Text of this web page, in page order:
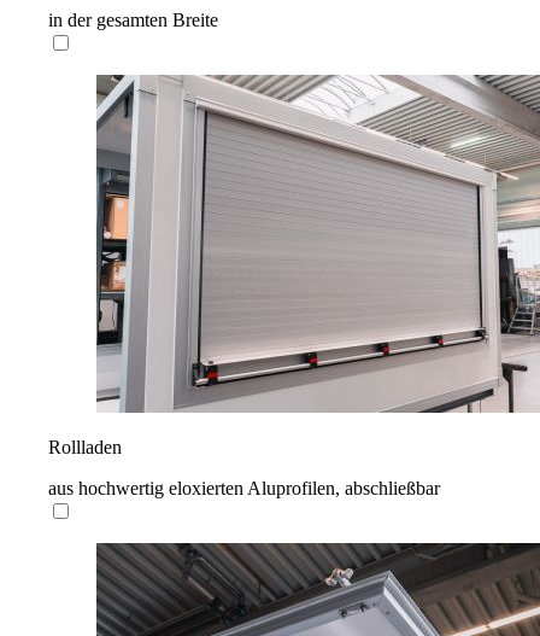
in der gesamten Breite
Rollladen
aus hochwertig eloxierten Aluprofilen, abschließbar